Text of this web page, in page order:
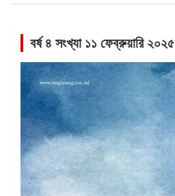
বর্ষ ৪ সংখ্যা ১১ ফেব্রুয়ারি ২০২৫